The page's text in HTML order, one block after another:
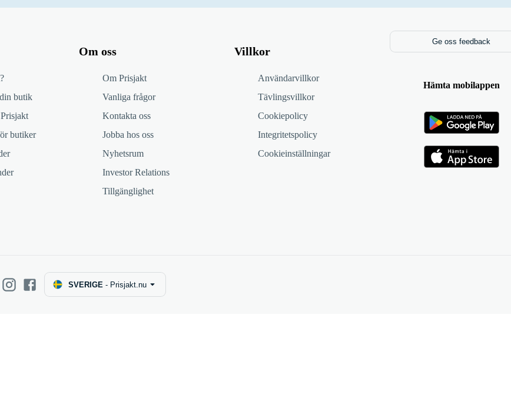
butik
butiker
Om oss
Om Prisjakt
Vanliga frågor
Kontakta oss
Jobba hos oss
Nyhetsrum
Investor Relations
Tillgänglighet
Villkor
Användarvillkor
Tävlingsvillkor
Cookiepolicy
Integritetspolicy
Cookieinställningar
Ge oss feedback
Hämta mobilappen
SVERIGE - Prisjakt.nu